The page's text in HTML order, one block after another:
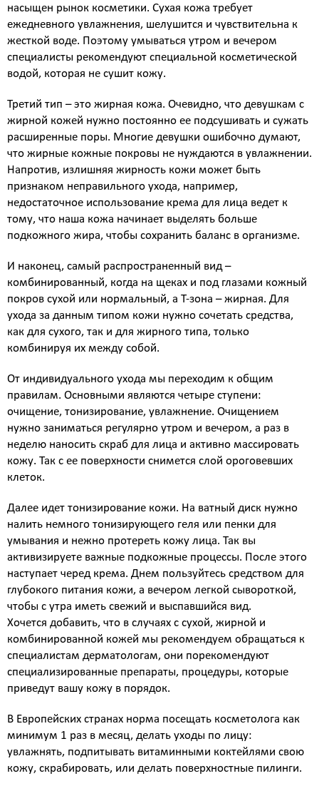
структуры и рельефа кожи
Увеличение губ - коррекция формы и объема губ
препаратами на основе стабилизированной
гиалуроновой кислоты
Биоревитализация - глубокое увлажнение кожи
гиалуроновой кислоты
Контурная пластика - объёмное моделирование
лица препаратами на основе стабилизированной
гиалуроновой кислоты
Диспорт - устранение мимических морщин
ботулотоксином типа А Dysport (Франция)
Миотокс - устранение мимических морщин
ботулотоксином типа А Миотокс
Гипергидроз - устранение повышенного
плазмолифтинг - подкожное введение плазмы
обогащённой тромбоцитами
ВЕКТОРНЫЙ ЛИФТИНГ препаратом RADIESSE (
восполнение утраченных объёмов,векторный
лифтинг, коллагенностимуляция, моделирование
лица препаратом на основе гидроксиапатита
КОЛЛОГЕНОТЕРАПИЯ (стимулирует собственный
коллаген)
SMAS лифтинг оригинальным
аппаратом ULTHERA System
СМАС лифтинг в косметологии Esthetic Clinic на
оригинальном аппарате ULTHERA
ЛАЗЕРНАЯ КОСМЕТОЛОГИЯ
Лазерная эпиляция александритовым лазером
Лазерная эпиляция александритовым лазером
CANDELA GentleLase Pro U (США), прайс для
НИТИ APTOS
Нити APTOS - безоперационная подтяжка лица
рассасывающимися нитями Аптос
УСТРАНЕНИЕ ЖИРОВЫХ ОТЛОЖЕНИЙ
Удаление жира липолитиками
насыщен рынок косметики. Сухая кожа требует
ежедневного увлажнения, шелушится и чувствительна к
жесткой воде. Поэтому умываться утром и вечером
специалисты рекомендуют специальной косметической
водой, которая не сушит кожу.
Третий тип – это жирная кожа. Очевидно, что девушкам с
жирной кожей нужно постоянно ее подсушивать и сужать
расширенные поры. Многие девушки ошибочно думают,
что жирные кожные покровы не нуждаются в увлажнении.
Напротив, излишняя жирность кожи может быть
признаком неправильного ухода, например,
недостаточное использование крема для лица ведет к
тому, что наша кожа начинает выделять больше
подкожного жира, чтобы сохранить баланс в организме.
И наконец, самый распространенный вид –
комбинированный, когда на щеках и под глазами кожный
покров сухой или нормальный, а Т-зона – жирная. Для
ухода за данным типом кожи нужно сочетать средства,
как для сухого, так и для жирного типа, только
комбинируя их между собой.
От индивидуального ухода мы переходим к общим
правилам. Основными являются четыре ступени:
очищение, тонизирование, увлажнение. Очищением
нужно заниматься регулярно утром и вечером, а раз в
неделю наносить скраб для лица и активно массировать
кожу. Так с ее поверхности снимется слой ороговевших
клеток.
Далее идет тонизирование кожи. На ватный диск нужно
налить немного тонизирующего геля или пенки для
умывания и нежно протереть кожу лица. Так вы
активизируете важные подкожные процессы. После этого
наступает черед крема. Днем пользуйтесь средством для
глубокого питания кожи, а вечером легкой сывороткой,
чтобы с утра иметь свежий и выспавшийся вид.
Хочется добавить, что в случаях с сухой, жирной и
комбинированной кожей мы рекомендуем обращаться к
специалистам дерматологам, они порекомендуют
специализированные препараты, процедуры, которые
приведут вашу кожу в порядок.
В Европейских странах норма посещать косметолога как
минимум 1 раз в месяц, делать уходы по лицу:
увлажнять, подпитывать витаминными коктейлями свою
кожу, скрабировать, или делать поверхностные пилинги.